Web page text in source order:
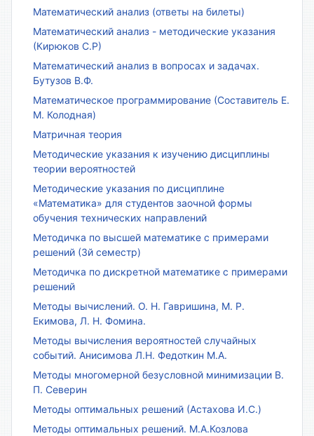
Математический анализ (ответы на билеты)
Математический анализ - методические указания
(Кирюков С.Р)
Математический анализ в вопросах и задачах.
Бутузов В.Ф.
Математическое программирование (Составитель Е.
М. Колодная)
Матричная теория
Методические указания к изучению дисциплины
теории вероятностей
Методические указания по дисциплине
«Математика» для студентов заочной формы
обучения технических направлений
Методичка по высшей математике с примерами
решений (3й семестр)
Методичка по дискретной математике с примерами
решений
Методы вычислений. О. Н. Гавришина, М. Р.
Екимова, Л. Н. Фомина.
Методы вычисления вероятностей случайных
событий. Анисимова Л.Н. Федоткин М.А.
Методы многомерной безусловной минимизации В.
П. Северин
Методы оптимальных решений (Астахова И.С.)
Методы оптимальных решений. М.А.Козлова